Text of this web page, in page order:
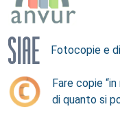
Fotocopie e
Fare copie
di quanto si